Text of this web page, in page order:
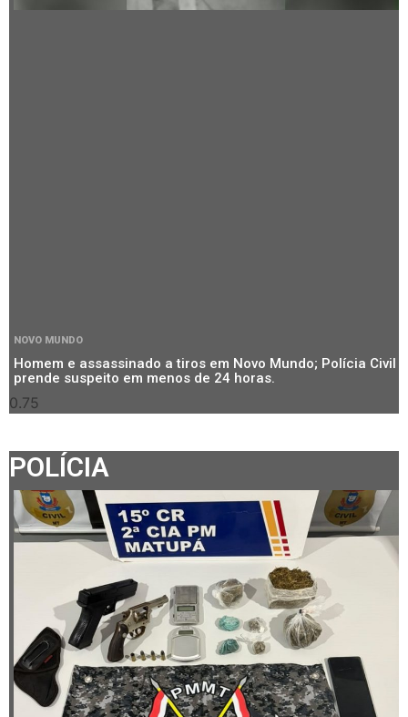
NOVO MUNDO
Homem e assassinado a tiros em Novo Mundo; Polícia Civil
prende suspeito em menos de 24 horas.
POLÍCIA